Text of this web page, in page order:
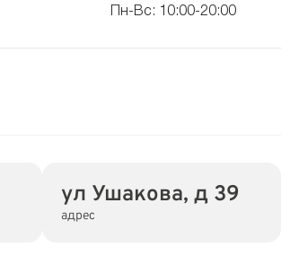
Пн-Вс: 10:00-20:00
ул Ушакова, д 39
адрес